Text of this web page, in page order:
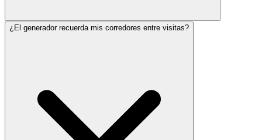
¿El generador recuerda mis corredores entre visitas?